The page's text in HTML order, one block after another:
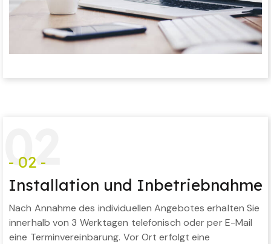
02
- 02 -
Installation und Inbetriebnahme
Nach Annahme des individuellen Angebotes erhalten Sie
innerhalb von 3 Werktagen telefonisch oder per E-Mail
eine Terminvereinbarung. Vor Ort erfolgt eine